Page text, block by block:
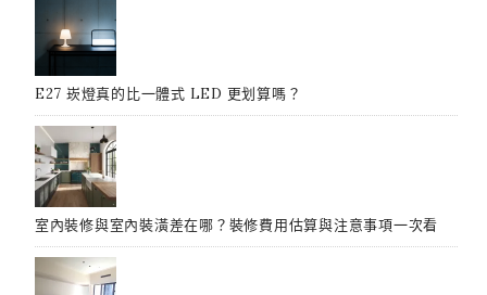
E27 崁燈真的比一體式 LED 更划算嗎？
室內裝修與室內裝潢差在哪？裝修費用估算與注意事項一次看